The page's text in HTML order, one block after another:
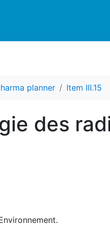
planner Item III.15
des